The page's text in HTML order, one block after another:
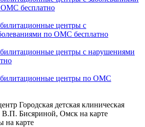
ОМС бесплатно
центры с
по ОМС бесплатно
центры с нарушениями
центры по ОМС
Городская детская клиническая
Бисяриной, Омск на карте
на карте